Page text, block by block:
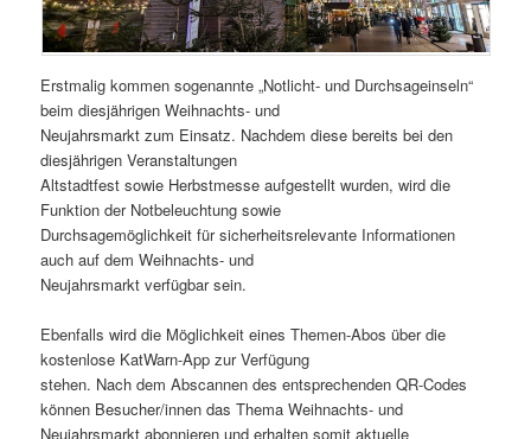
Erstmalig kommen sogenannte „Notlicht- und Durchsageinseln“
beim diesjährigen Weihnachts- und
Neujahrsmarkt zum Einsatz. Nachdem diese bereits bei den
diesjährigen Veranstaltungen
Altstadtfest sowie Herbstmesse aufgestellt wurden, wird die
Funktion der Notbeleuchtung sowie
Durchsagemöglichkeit für sicherheitsrelevante Informationen
auch auf dem Weihnachts- und
Neujahrsmarkt verfügbar sein.
Ebenfalls wird die Möglichkeit eines Themen-Abos über die
kostenlose KatWarn-App zur Verfügung
stehen. Nach dem Abscannen des entsprechenden QR-Codes
können Besucher/innen das Thema Weihnachts- und
Neujahrsmarkt abonnieren und erhalten somit aktuelle